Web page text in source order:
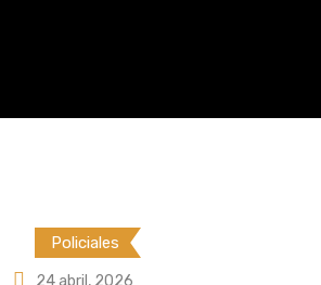
Policiales
24 abril, 2026